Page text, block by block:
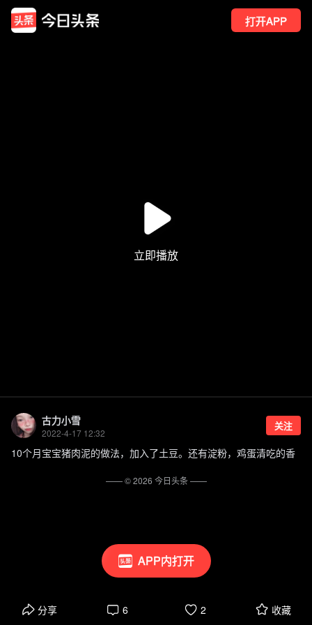
打开APP
APP内打开
古力小雪
2022-4-17 12:32
关注
10个月宝宝猪肉泥的做法，加入了土豆。还有淀粉，鸡蛋清吃的香
分享 6 2 收藏
—— ©2026 今日头条——